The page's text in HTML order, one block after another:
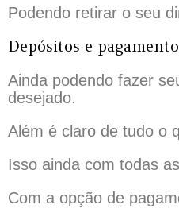
Podendo retirar o seu
Depósitos e
Ainda podendo fazer
desejado.
Além é claro de tudo o
Isso ainda com todas
Com a opção de